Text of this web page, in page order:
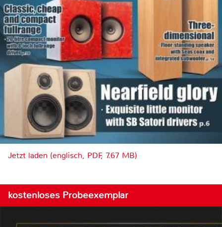
Jetzt laden (englisch, PDF, 7.67 MB)
kostenloses Probeexemplar